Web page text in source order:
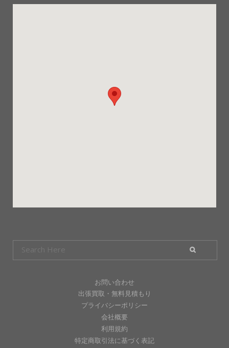
お問い合わせ
出張買取・無料見積もり
プライバシーポリシー
会社概要
利用規約
特定商取引法に基づく表記